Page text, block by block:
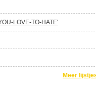
LOVE-TO-HATE'
Meer